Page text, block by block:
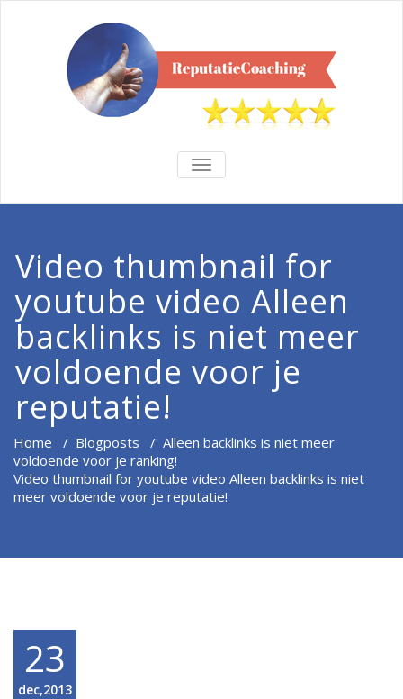
TOGGLE
Video thumbnail for
youtube video Alleen
backlinks is niet meer
voldoende voor je
reputatie!
Home / Blogposts / Alleen backlinks is niet meer
voldoende voor je ranking!
Video thumbnail for youtube video Alleen backlinks is niet
meer voldoende voor je reputatie!
23
dec,2013